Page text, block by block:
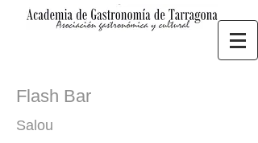
Flash Bar
Salou